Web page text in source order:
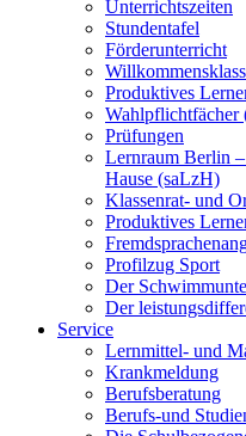
Unterrichtszeiten
Stundentafel
Förderunterricht
Produktives
Wahlpflichtfächer
Prüfungen
Lernraum Berlin
Hause (saLzH)
Klassenrat- und
Produktives
Profilzug Sport
Der
Der
Service
Lernmittel- und
Krankmeldung
Berufsberatung
Berufs-und